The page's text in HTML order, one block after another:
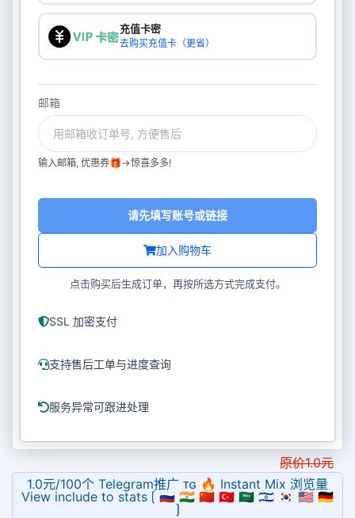
充值卡密
去购买充值卡（更省）
邮箱
输入邮箱, 优惠券🎁->惊喜多多!
加入购物车
请先填写账号或链接
点击购买后生成订单，再按所选方式完成支付。
SSL 加密支付
支持售后工单与进度查询
服务异常可跟进处理
原价1.0元
1.0元/100个 Telegram推广 ᴛɢ 🔥 Instant Mix 浏览量
View include to stats ⟮ 🇷🇺 🇮🇳 🇨🇳 🇹🇷 🇸🇦 🇮🇱 🇰🇷 🇺🇸 🇩🇪
⟯